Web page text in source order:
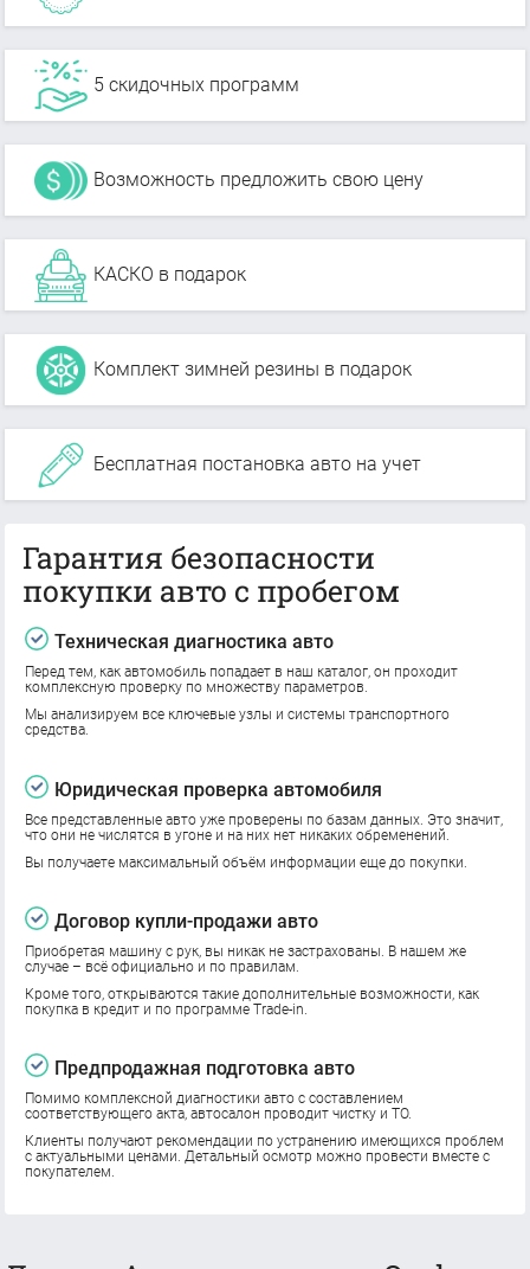
5 скидочных программ
Возможность предложить свою цену
КАСКО в подарок
Комплект зимней резины в подарок
Бесплатная постановка авто на учет
Гарантия безопасности
покупки авто с пробегом
Техническая диагностика авто
Перед тем, как автомобиль попадает в наш каталог, он проходит
комплексную проверку по множеству параметров.
Мы анализируем все ключевые узлы и системы транспортного
средства.
Юридическая проверка автомобиля
Все представленные авто уже проверены по базам данных. Это значит,
что они не числятся в угоне и на них нет никаких обременений.
Вы получаете максимальный объём информации еще до покупки.
Договор купли-продажи авто
Приобретая машину с рук, вы никак не застрахованы. В нашем же
случае – всё официально и по правилам.
Кроме того, открываются такие дополнительные возможности, как
покупка в кредит и по программе Trade-in.
Предпродажная подготовка авто
Помимо комплексной диагностики авто с составлением
соответствующего акта, автосалон проводит чистку и ТО.
Клиенты получают рекомендации по устранению имеющихся проблем
с актуальными ценами. Детальный осмотр можно провести вместе с
покупателем.